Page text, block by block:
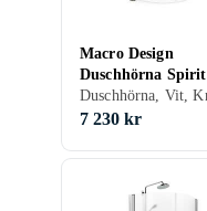
Macro Design
Duschhörna Spirit
Rund 70x70
7 230 kr